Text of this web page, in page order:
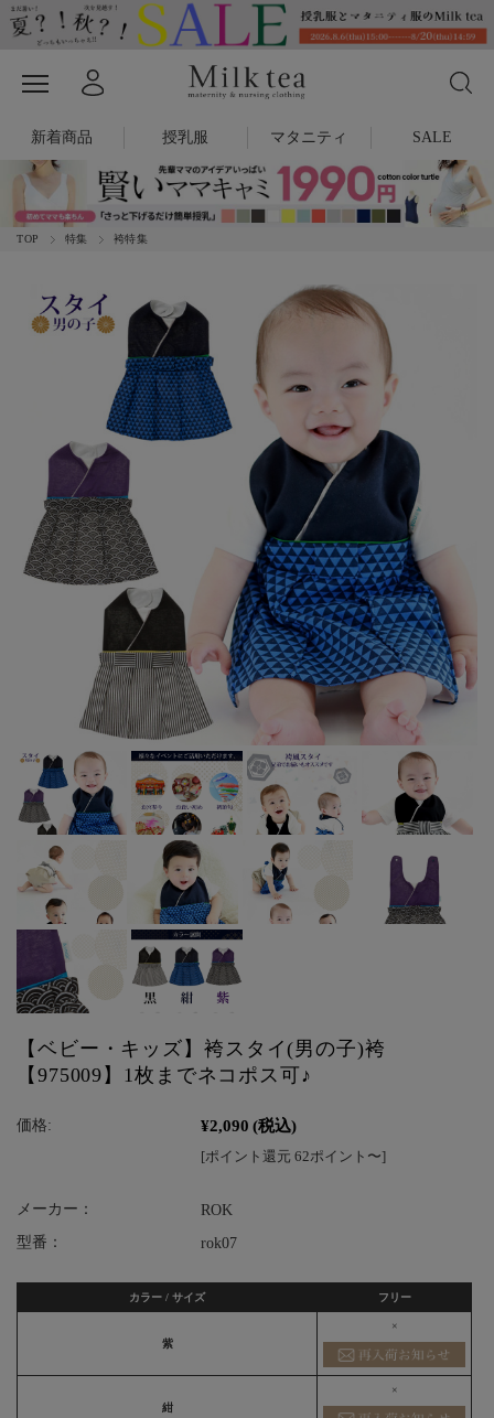
新着商品 授乳服 マタニティ SALE
TOP 特集 袴特集
【ベビー・キッズ】袴スタイ(男の子)袴
【975009】1枚までネコポス可♪
価格: ¥2,090 (税込)
[ポイント還元 62ポイント〜]
メーカー：
ROK
型番：
rok07
カラー / サイズ フリー
紫
×
紺
×